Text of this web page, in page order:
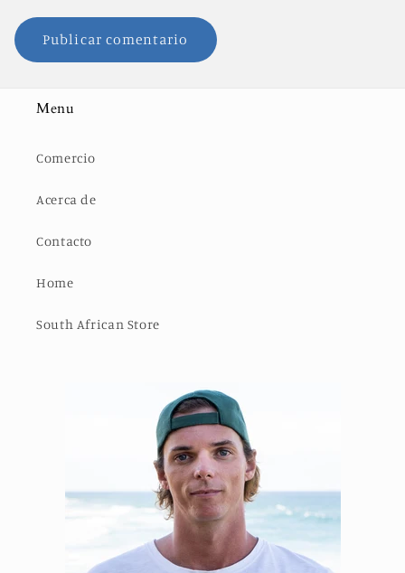
Menu
Comercio
Acerca de
Contacto
Home
South African Store